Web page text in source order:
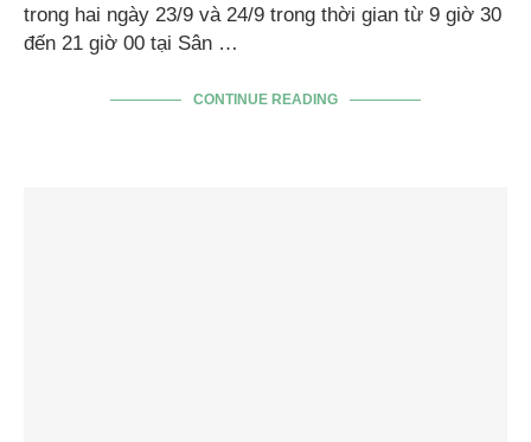
trong hai ngày 23/9 và 24/9 trong thời gian từ 9 giờ 30
đến 21 giờ 00 tại Sân …
CONTINUE READING